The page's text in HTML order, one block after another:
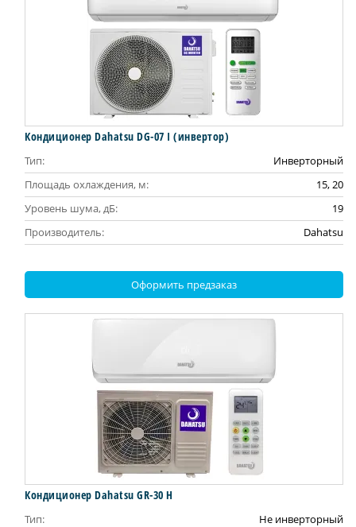
Кондиционер Dahatsu DG-07 I (инвертор)
Тип:
Инверторный
Площадь охлаждения, м:
15, 20
Уровень шума, дБ:
19
Производитель:
Dahatsu
Оформить предзаказ
Кондиционер Dahatsu GR-30 H
Тип:
Не инверторный